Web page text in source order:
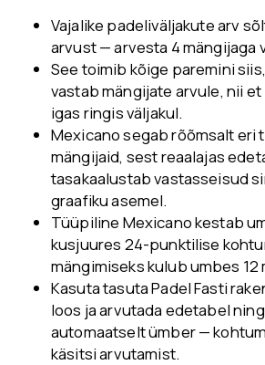
Vajalike padeliväljakute arv
arvust — arvesta 4 mängijaga
See toimib kõige paremini
vastab mängijate arvule, nii et
igas ringis väljakul.
Mexicano segab rõõmsalt eri
mängijaid, sest reaalajas
tasakaalustab vastasseisud
graafiku asemel.
Tüüpiline Mexicano kestab
kusjuures 24-punktilise
mängimiseks kulub umbes 12
Kasuta tasuta Padel Fasti
loos ja arvutada edetabel
automaatselt ümber —
käsitsi arvutamist.